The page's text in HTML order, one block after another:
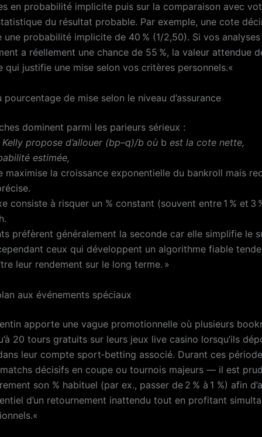
en probabilité implicite puis sur la comparaison avec
du résultat probable. Par exemple, une cote
une probabilité implicite de 40 % (1/2,50). Si vos
a réellement une chance de 55 %, la valeur attendue
qui justifie une mise selon vos critères personnels.«
pourcentage de mise selon le niveau d’assurance
dominent parmi les parieurs sérieux :
propose d’allouer (bp–q)/b où b est la cote nette,
estimée,
maximise la croissance exponentielle du bankroll mais
consiste à risquer un % constant (souvent entre 1 % et 3
préfèrent généralement la seconde car elle simplifie le
ceux qui développent un algorithme fiable
leur rendement sur le long terme. »
aux événements spéciaux
apporte une vague promotionnelle où plusieurs
20 tours gratuits sur leurs jeux live casino lorsqu’ils
leur compte sport‑betting associé. Durant ces
décisifs en coupe ou tournois majeurs — il est
son % habituel (par ex., passer de 2 % à 1 %) afin
d’un retournement inattendu tout en profitant